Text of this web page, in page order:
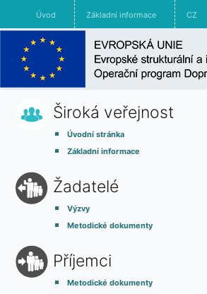
Úvod Základní informace CZ
Široká veřejnost
Úvodní stránka
Základní informace
Žadatelé
Výzvy
Metodické dokumenty
Příjemci
Metodické dokumenty